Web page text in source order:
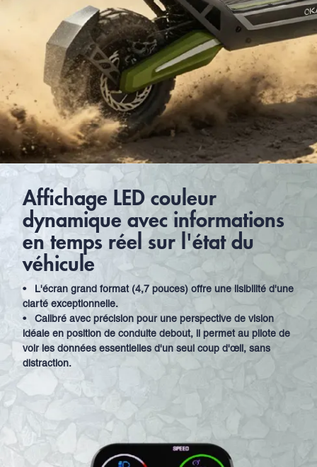
Affichage LED couleur
dynamique avec informations
en temps réel sur l'état du
véhicule
•
L'écran grand format (4,7 pouces) offre une lisibilité d'une
clarté exceptionnelle.
•
Calibré avec précision pour une perspective de vision
idéale en position de conduite debout, il permet au pilote de
voir les données essentielles d'un seul coup d'œil, sans
distraction.